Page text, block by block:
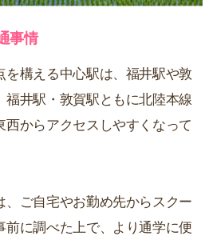
事情
構える中心駅は、福井駅や敦
井駅・敦賀駅ともに北陸本線
からアクセスしやすくなって
ご自宅やお勤め先からスクー
に調べた上で、より通学に便